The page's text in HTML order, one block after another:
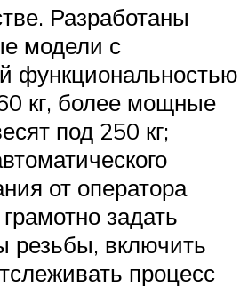
Разработаны
модели с
функциональностью
кг, более мощные
под 250 кг;
от оператора
задать
резьбы, включить
процесс